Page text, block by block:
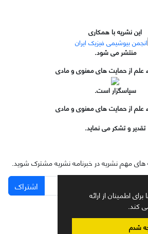
اطمینان از ارائه
کند.
شدم
این نشریه با همکاری
منتشر می شود.
علم از حمایت های معنوی و مادی
سپاسگزار است.
علم از حمایت های معنوی و مادی
تقدیر و تشکر می نماید.
های مهم نشریه در خبرنامه نشریه مشترک شوید.
اشتراک